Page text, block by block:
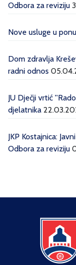
Odbora za reviziju
Nove usluge u
Dom zdravlja
radni odnos
JU Dječji vrtić
djelatnika
JKP Kostajnica:
Odbora za reviziju